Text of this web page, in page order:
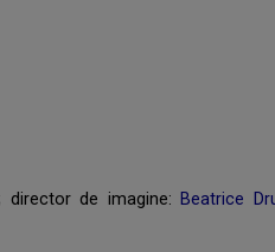
director de imagine: Beatrice